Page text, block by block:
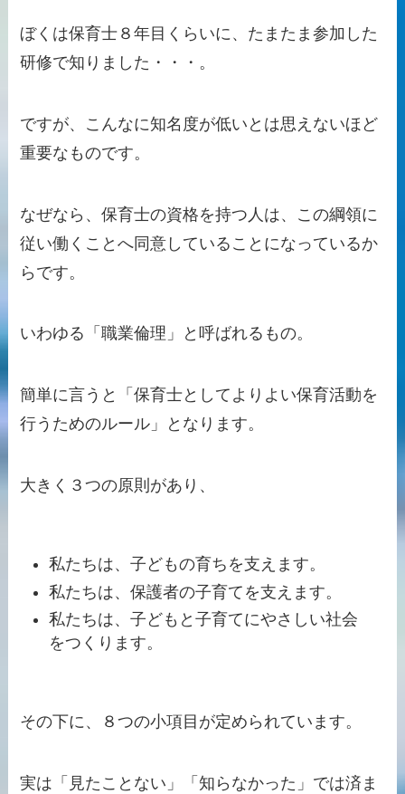
ぼくは保育士８年目くらいに、たまたま参加した
研修で知りました・・・。
ですが、こんなに知名度が低いとは思えないほど
重要なものです。
なぜなら、保育士の資格を持つ人は、この綱領に
従い働くことへ同意していることになっているか
らです。
いわゆる「職業倫理」と呼ばれるもの。
簡単に言うと
「保育士としてよりよい保育活動を
行うためのルール」
となります。
大きく３つの原則があり、
私たちは、子どもの育ちを支えます。
私たちは、保護者の子育てを支えます。
私たちは、子どもと子育てにやさしい社会
をつくります。
その下に、８つの小項目が定められています。
実は 「見たことない」「知らなかった」では済ま